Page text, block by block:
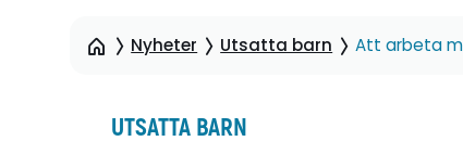
Nyheter Utsatta barn Att arbeta
UTSATTA BARN